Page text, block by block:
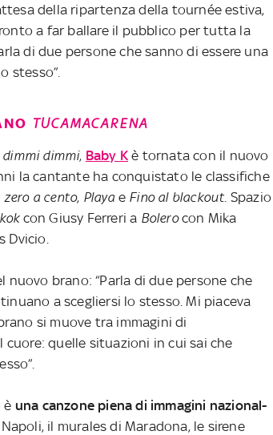
della ripartenza della tournée estiva,
a far ballare il pubblico per tutta la
di due persone che sanno di essere una
stesso”.
TUCAMACARENA
dimmi dimmi, Baby K è tornata con il nuovo
la cantante ha conquistato le classifiche
zero a cento, Playae Fino al blackout. Spazio
con Giusy Ferreri a Bolerocon Mika
Dvicio.
brano: “Parla di due persone che
a scegliersi lo stesso. Mi piaceva
si muove tra immagini di
quelle situazioni in cui sai che
è una canzone piena di immagini nazional-
il murales di Maradona, le sirene